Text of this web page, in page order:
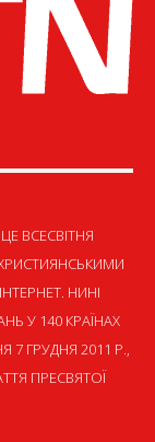
ЦЕ ВСЕСВІТНЯ
НИНІ
У 140 КРАЇНАХ
7 ГРУДНЯ 2011 Р.,
ПРЕСВЯТОЇ